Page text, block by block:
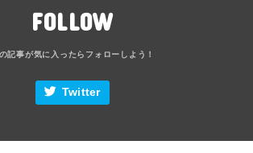
FOLLOW
Twitter